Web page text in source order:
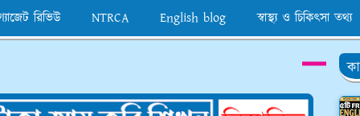
রিভিউ NTRCA English blog স্বাস্থ্য ও চিকিৎসা তথ্য